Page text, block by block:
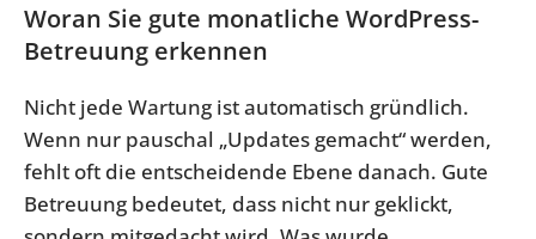
Woran Sie gute monatliche WordPress-
Betreuung erkennen
Nicht jede Wartung ist automatisch gründlich.
Wenn nur pauschal „Updates gemacht“ werden,
fehlt oft die entscheidende Ebene danach. Gute
Betreuung bedeutet, dass nicht nur geklickt,